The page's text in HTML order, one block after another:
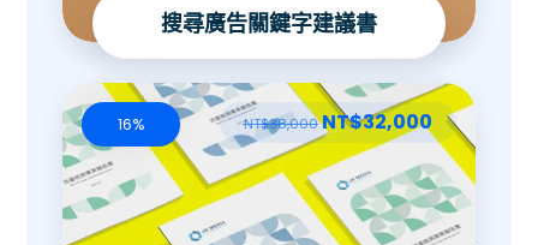
搜尋廣告關鍵字建議書
NT$38,000NT$32,000
16%